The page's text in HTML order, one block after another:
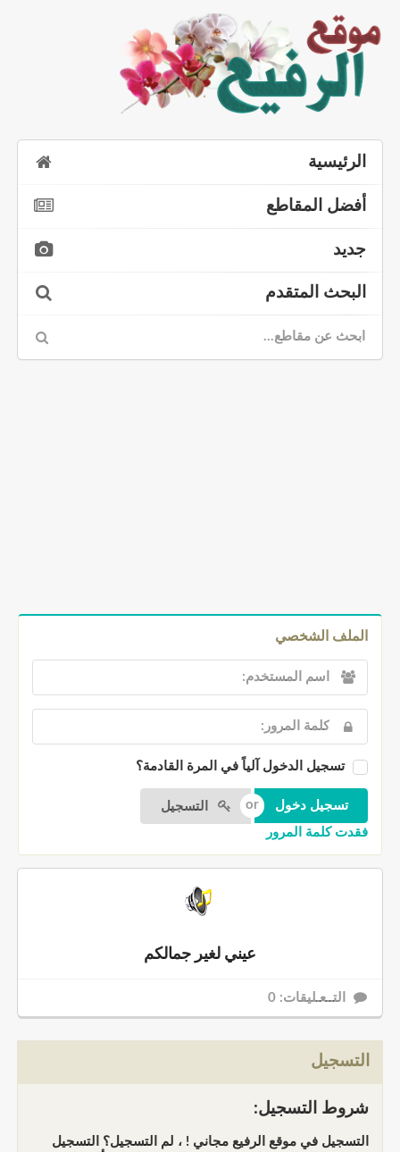
الرئيسية
أفضل المقاطع
جديد
البحث المتقدم
الملف الشخصي
تسجيل الدخول آلياً في المرة القادمة؟
التسجيل
فقدت كلمة المرور
عيني لغير جمالكم
التــعـليقات: 0
التسجيل
شروط التسجيل:
التسجيل في موقع الرفيع مجاني ! ، لم التسجيل؟ التسجيل